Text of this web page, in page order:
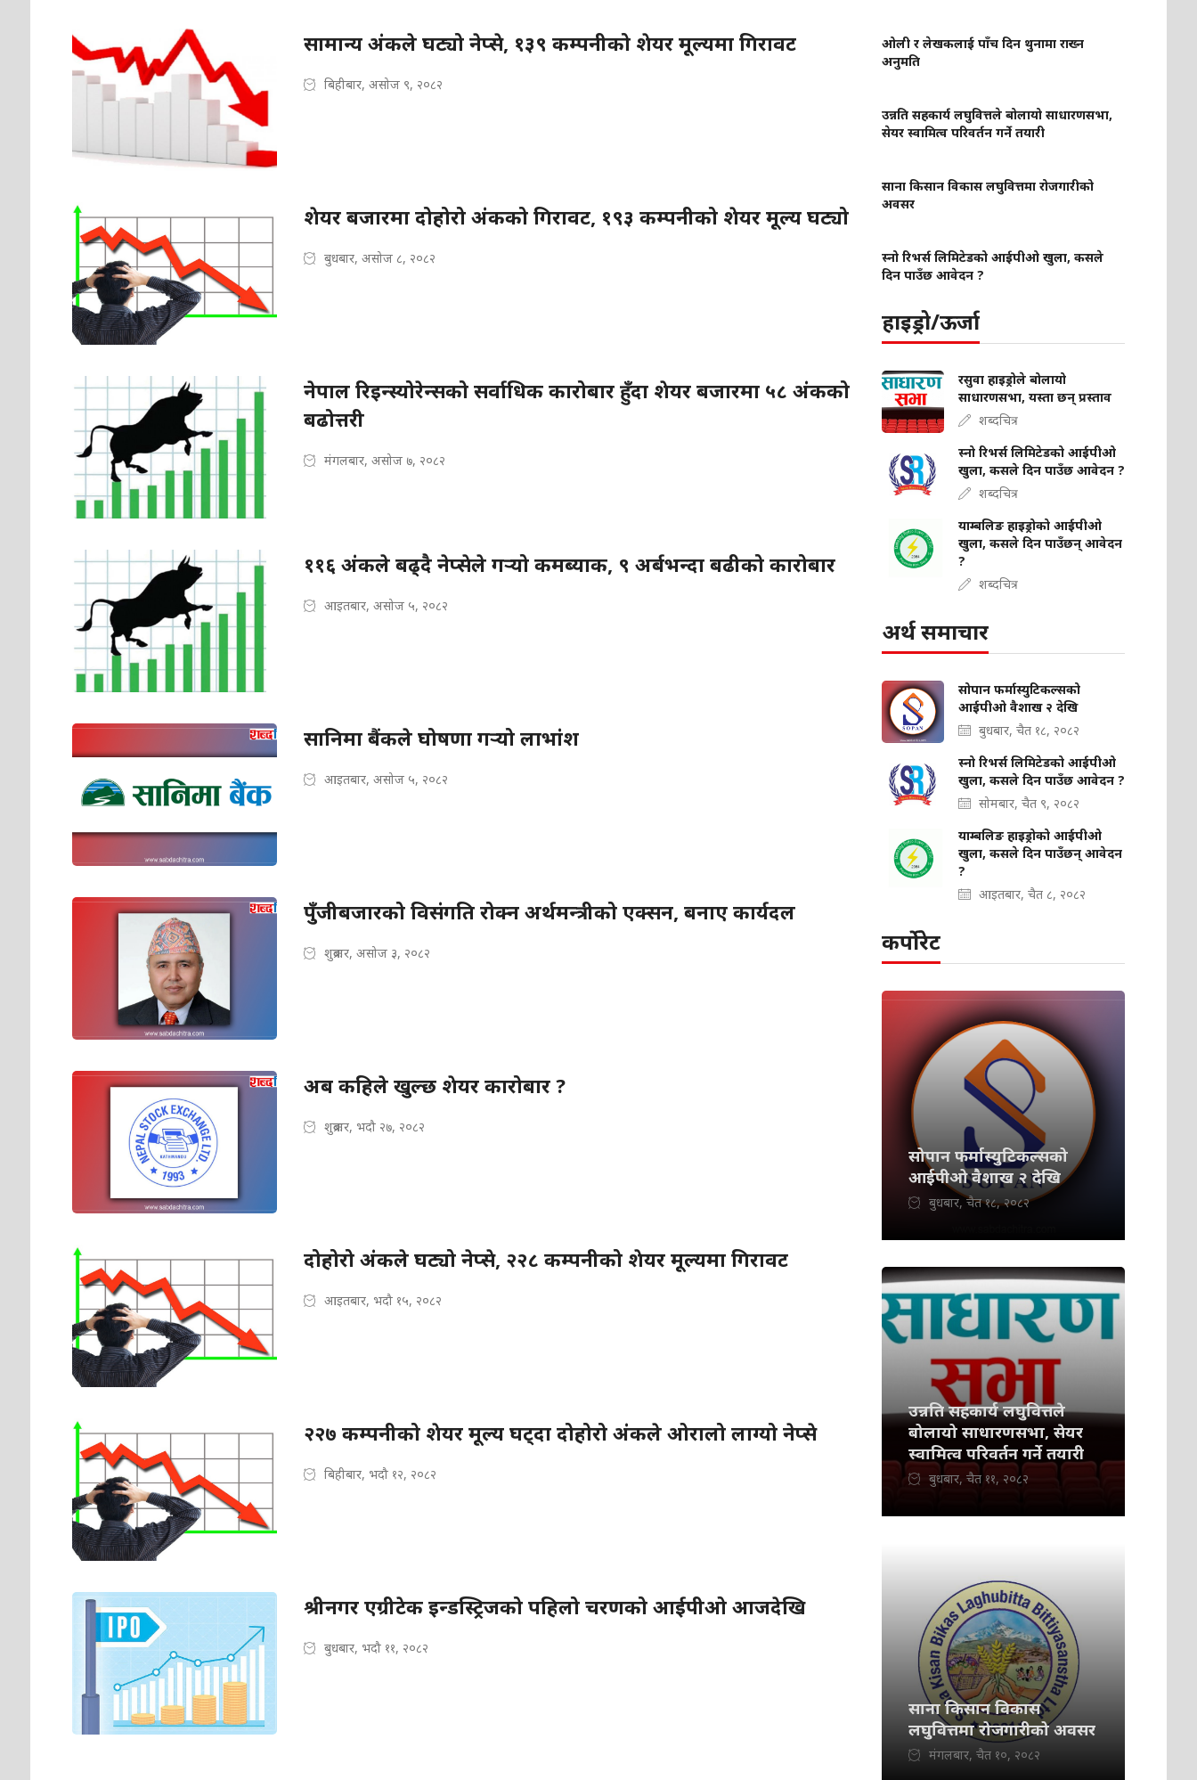
सामान्य अंकले घट्यो नेप्से, १३९ कम्पनीको शेयर मूल्यमा गिरावट
बिहीबार, असोज ९, २०८२
शेयर बजारमा दोहोरो अंकको गिरावट, १९३ कम्पनीको शेयर मूल्य घट्यो
बुधबार, असोज ८, २०८२
नेपाल रिइन्स्योरेन्सको सर्वाधिक कारोबार हुँदा शेयर बजारमा ५८ अंकको
बढोत्तरी
मंगलबार, असोज ७, २०८२
११६ अंकले बढ्दै नेप्सेले गर्‍यो कमब्याक, ९ अर्बभन्दा बढीको कारोबार
आइतबार, असोज ५, २०८२
सानिमा बैंकले घोषणा गर्‍यो लाभांश
आइतबार, असोज ५, २०८२
पुँजीबजारको विसंगति रोक्न अर्थमन्त्रीको एक्सन, बनाए कार्यदल
शुक्रबार, असोज ३, २०८२
अब कहिले खुल्छ शेयर कारोबार ?
शुक्रबार, भदौ २७, २०८२
दोहोरो अंकले घट्यो नेप्से, २२८ कम्पनीको शेयर मूल्यमा गिरावट
आइतबार, भदौ १५, २०८२
२२७ कम्पनीको शेयर मूल्य घट्दा दोहोरो अंकले ओरालो लाग्यो नेप्से
बिहीबार, भदौ १२, २०८२
श्रीनगर एग्रीटेक इन्डस्ट्रिजको पहिलो चरणको आईपीओ आजदेखि
बुधबार, भदौ ११, २०८२
ओली र लेखकलाई पाँच दिन थुनामा राख्न
अनुमति
उन्नति सहकार्य लघुवित्तले बोलायो साधारणसभा,
सेयर स्वामित्व परिवर्तन गर्ने तयारी
साना किसान विकास लघुवित्तमा रोजगारीको
अवसर
स्नो रिभर्स लिमिटेडको आईपीओ खुला, कसले
दिन पाउँछ आवेदन ?
हाइड्रो/ऊर्जा
रसुवा हाइड्रोले बोलायो
साधारणसभा, यस्ता छन् प्रस्ताव
शब्दचित्र
स्नो रिभर्स लिमिटेडको आईपीओ
खुला, कसले दिन पाउँछ आवेदन ?
शब्दचित्र
याम्बलिङ हाइड्रोको आईपीओ
खुला, कसले दिन पाउँछन् आवेदन
?
शब्दचित्र
अर्थ समाचार
सोपान फर्मास्युटिकल्सको
आईपीओ वैशाख २ देखि
बुधबार, चैत १८, २०८२
स्नो रिभर्स लिमिटेडको आईपीओ
खुला, कसले दिन पाउँछ आवेदन ?
सोमबार, चैत ९, २०८२
याम्बलिङ हाइड्रोको आईपीओ
खुला, कसले दिन पाउँछन् आवेदन
?
आइतबार, चैत ८, २०८२
कर्पोरेट
सोपान फर्मास्युटिकल्सको
आईपीओ वैशाख २ देखि
बुधबार, चैत १८, २०८२
उन्नति सहकार्य लघुवित्तले
बोलायो साधारणसभा, सेयर
स्वामित्व परिवर्तन गर्ने तयारी
बुधबार, चैत ११, २०८२
साना किसान विकास
लघुवित्तमा रोजगारीको अवसर
मंगलबार, चैत १०, २०८२